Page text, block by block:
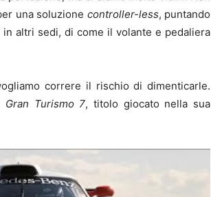
una soluzione controller-less, puntando
altri sedi, di come il volante e pedaliera
correre il rischio di dimenticarle.
Gran Turismo 7, titolo giocato nella sua